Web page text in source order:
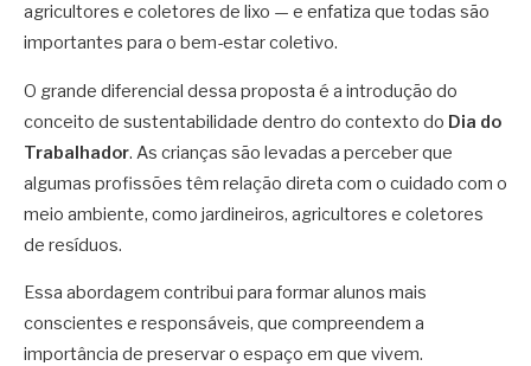
agricultores e coletores de lixo — e enfatiza que todas são
importantes para o bem-estar coletivo.
O grande diferencial dessa proposta é a introdução do
conceito de sustentabilidade dentro do contexto do Dia do
Trabalhador. As crianças são levadas a perceber que
algumas profissões têm relação direta com o cuidado com o
meio ambiente, como jardineiros, agricultores e coletores
de resíduos.
Essa abordagem contribui para formar alunos mais
conscientes e responsáveis, que compreendem a
importância de preservar o espaço em que vivem.